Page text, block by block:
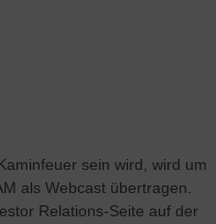
freie Cashflow-Rendite
beschleunigen und
bedienen
sein wird, wird um
als Webcast übertragen.
Relations-Seite auf der